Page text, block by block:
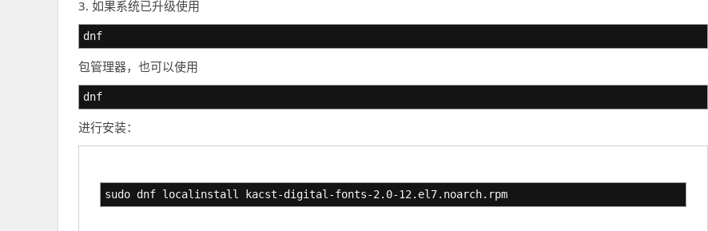
3. 如果系统已升级使用
dnf
包管理器，也可以使用
dnf
进行安装：
sudo dnf localinstall kacst-digital-fonts-2.0-12.el7.noarch.rpm